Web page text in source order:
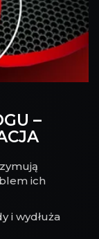
–
ich
i wydłuża